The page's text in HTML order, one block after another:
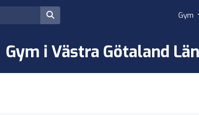
Gym
Gym i Västra Götaland Län